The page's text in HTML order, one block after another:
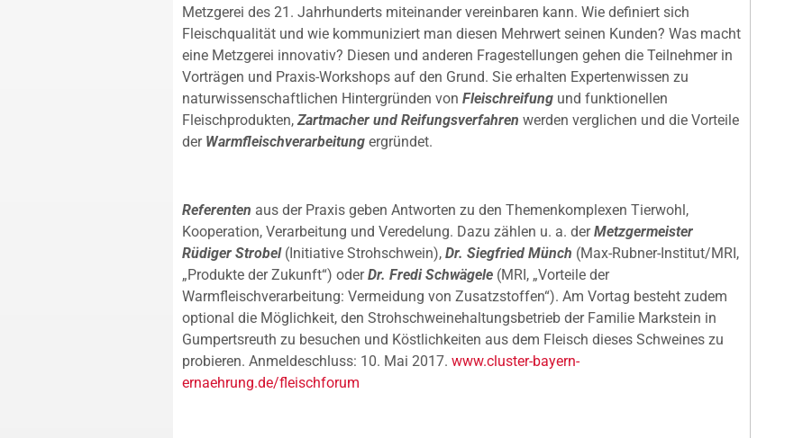
Metzgerei des 21. Jahrhunderts miteinander vereinbaren kann. Wie definiert sich
Fleischqualität und wie kommuniziert man diesen Mehrwert seinen Kunden? Was macht
eine Metzgerei innovativ? Diesen und anderen Fragestellungen gehen die Teilnehmer in
Vorträgen und Praxis-Workshops auf den Grund. Sie erhalten Expertenwissen zu
naturwissenschaftlichen Hintergründen von Fleischreifung und funktionellen
Fleischprodukten, Zartmacher und Reifungsverfahren werden verglichen und die Vorteile
der Warmfleischverarbeitung ergründet.
Referenten aus der Praxis geben Antworten zu den Themenkomplexen Tierwohl,
Kooperation, Verarbeitung und Veredelung. Dazu zählen u. a. derMetzgermeister
Rüdiger Strobel (Initiative Strohschwein), Dr. Siegfried Münch (Max-Rubner-Institut/MRI,
„Produkte der Zukunft“) oderDr. Fredi Schwägele (MRI, „Vorteile der
Warmfleischverarbeitung: Vermeidung von Zusatzstoffen“). Am Vortag besteht zudem
optional die Möglichkeit, den Strohschweinehaltungsbetrieb der Familie Markstein in
Gumpertsreuth zu besuchen und Köstlichkeiten aus dem Fleisch dieses Schweines zu
probieren. Anmeldeschluss: 10. Mai 2017. www.cluster-bayern-
ernaehrung.de/fleischforum